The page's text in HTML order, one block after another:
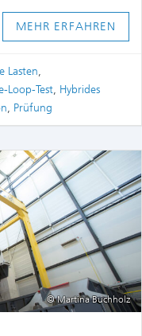
MEHR ERFAHREN
Lasten,
Loop-Test, Hybrides
, Prüfung
© Martina Buchholz